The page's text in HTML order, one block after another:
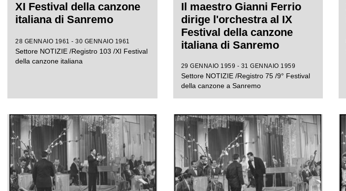
XI Festival della canzone
italiana di Sanremo
28 GENNAIO 1961 - 30 GENNAIO 1961
Settore NOTIZIE /Registro 103 /XI Festival
della canzone italiana
Il maestro Gianni Ferrio
dirige l'orchestra al IX
Festival della canzone
italiana di Sanremo
29 GENNAIO 1959 - 31 GENNAIO 1959
Settore NOTIZIE /Registro 75 /9° Festival
della canzone a Sanremo